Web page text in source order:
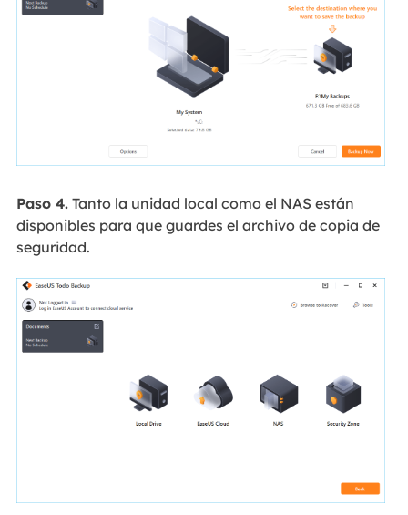
Paso 4.Tanto la unidad local como el NAS están
disponibles para que guardes el archivo de copia de
seguridad.